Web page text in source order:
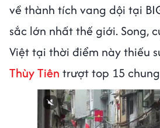
về thành tích vang dội tại
sắc lớn nhất thế giới. Song,
Việt tại thời điểm này thiếu
Thùy Tiên trượt top 15